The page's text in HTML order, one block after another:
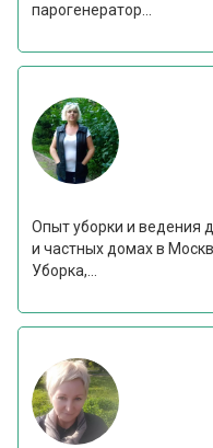
парогенератор...
Опыт уборки и ведения
и частных домах в
Уборка,...